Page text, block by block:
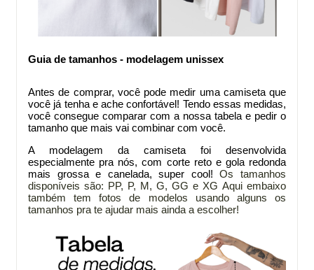
Guia de tamanhos - modelagem unissex
Antes de comprar, você pode medir uma camiseta que
você já tenha e ache confortável! Tendo essas medidas,
você consegue comparar com a nossa tabela e pedir o
tamanho que mais vai combinar com você.
A modelagem da camiseta foi desenvolvida
especialmente pra nós, com corte reto e gola redonda
mais grossa e canelada, super cool!Os tamanhos
disponíveis são: PP, P, M, G, GG e XG Aqui embaixo
também tem fotos de modelos usando alguns os
tamanhos pra te ajudar mais ainda a escolher!